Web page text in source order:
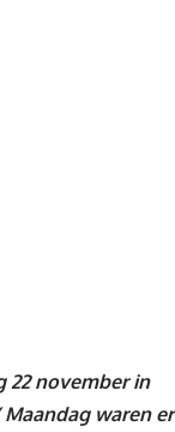
22 november in
Maandag waren er